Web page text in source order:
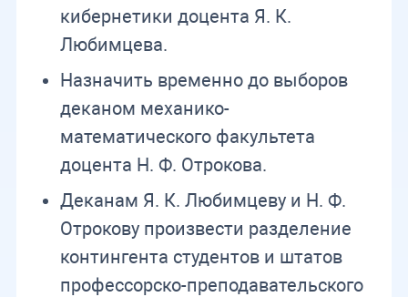
кибернетики доцента Я. К.
Любимцева.
Назначить временно до выборов
деканом механико-
математического факультета
доцента Н. Ф. Отрокова.
Деканам Я. К. Любимцеву и Н. Ф.
Отрокову произвести разделение
контингента студентов и штатов
профессорско-преподавательского